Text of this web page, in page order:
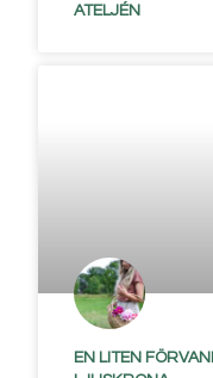
ATELJÉN
EN LITEN